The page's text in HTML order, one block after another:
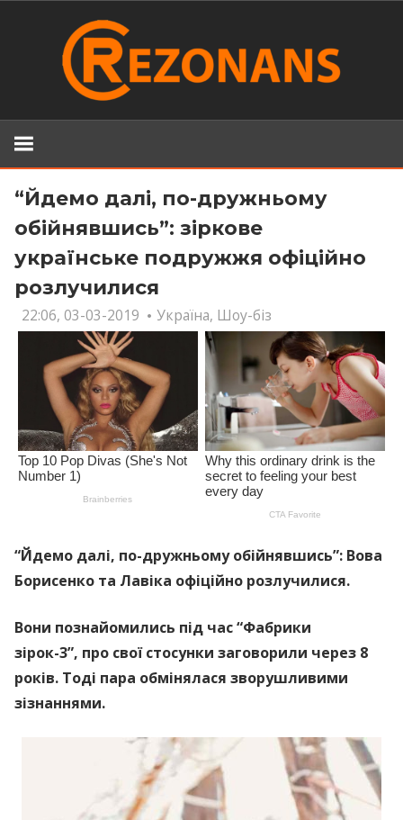
“Йдемо далі, по-дружньому
обійнявшись”: зіркове
українське подружжя офіційно
розлучилися
22:06, 03-03-2019 Україна, Шоу-біз
“Йдемо далі, по-дружньому обійнявшись”: Вова
Борисенко та Лавіка офіційно розлучилися.
Вони познайомились під час “Фабрики
зірок-3”, про свої стосунки заговорили через 8
років. Тоді пара обмінялася зворушливими
зізнаннями.